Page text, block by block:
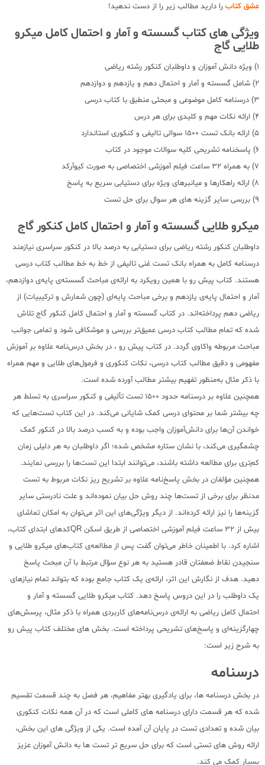
عشق کتاب را دارید مطالب زیر را از دست ندهید!
ویژگی های کتاب گسسته و آمار و احتمال کامل میکرو
طلایی گاج
1) ویژه دانش آموزان و داوطلبان کنکور رشته ریاضی
2) شامل گسسته و آمار و احتمال دهم و یازدهم و دوازدهم
3) درسنامه کامل موضوعی و مبحثی منطبق با کتاب درسی
4) ارائه نکات مهم و کلیدی برای هر درس
5) ارائه بانک تست 1500 سوالی تالیفی و کنکوری استاندارد
6) پاسخنامه تشریحی کلیه سوالات موجود در کتاب
7) به همراه 32 ساعت فیلم آموزشی اختصاصی به صورت کیوآرکد
8) ارائه راهکارها و میانبرهای ویژه برای دستیابی سریع به پاسخ
9) بررسی سایر گزینه های هر سوال برای حل تست
میکرو طلایی گسسته و آمار و احتمال کامل کنکور گاج
داوطلبان کنکور رشته ریاضی برای دستیابی به درصد بالا در کنکور سراسری نیازمند
درسنامه کامل به همراه بانک تست غنی تالیفی از خط به خط مطالب کتاب درسی
هستند. کتاب پیش رو با همین رویکرد به ارائه‌ی مباحث گسسته‌ی پایه‌ی دوازدهم،
آمار و احتمال پایه‌ی یازدهم و برخی مباحث پایه‌ای (چون شمارش و ترکیبیات) از
ریاضی دهم پرداخته‌اند. در کتاب گسسته و آمار و احتمال کامل کنکور گاج تلاش
شده که تمام مطالب کتاب درسی عمیق‌تر بررسی و موشکافی شود و تمامی جوانب
مباحث مربوطه واکاوی گردد. در کتاب پیش رو ، در بخش درس‌نامه‌ علاوه بر آموزش
مفهومی و دقیق مطالب کتاب درسی، نکات کنکوری و فرمول‌های طلایی و مهم همراه
با ذکر مثال به‌منظور تفهیم بیشتر مطالب آورده شده است.
همچنین علاوه بر درسنامه حدود 1500 تست تألیفی و کنکور سراسری به تسلط هر
چه بیشتر شما بر محتوای درسی کمک شایانی می‌کند. در این کتاب تست‌هایی که
خواندن آن‌ها برای دانش‌آموزان واجب بوده و به کسب درصد بالا در کنکور کمک
چشمگیری می‌کند، با نشان ستاره مشخص شده؛ اگر داوطلبان به هر دلیلی زمان
کم‌تری برای مطالعه داشته ‌باشند، می‌توانند ابتدا این تست‌ها را بررسی نمایند.
همچنین مؤلفان در بخش پاسخ‌نامه علاوه بر تشریح ریز نکات مربوط به تست
مدنظر برای برخی از تست‌ها چند روش حل بیان نموده‌اند و علت نادرستی سایر
گزینه‌ها را نیز ارائه کرده‌اند. از دیگر ویژگی‌های این اثر می‌توان به امکان تماشای
بیش از 32 ساعت فیلم آموزشی اختصاصی از طریق اسکن QRکدهای ابتدای کتاب،
اشاره کرد. با اطمینان خاطر می‌توان گفت پس از مطالعه‌ی کتاب‌های میکرو طلایی و
سنجیدن نقاط ضعفتان قادر هستید به هر نوع سؤال مرتبط با آن مبحث پاسخ
دهید. هدف از نگارش این اثر، ارائه‌ی یک کتاب جامع بوده که بتواند تمام نیازهای
یک داوطلب را در این دروس پاسخ دهد. کتاب میکرو طلایی گسسته و آمار و
احتمال کامل ریاضی به ارائه‌ی درس‌نامه‌های کاربردی همراه با ذکر مثال، پرسش‌های
چهارگزینه‌ای و پاسخ‌های تشریحی پرداخته است. بخش های مختلف کتاب پیش رو
به شرح زیر است:
درسنامه
در بخش درسنامه ها، برای یادگیری بهتر مفاهیم، هر فصل به چند قسمت تقسیم
شده که هر قسمت دارای درسنامه های کاملی است که در آن همه نکات کنکوری
بیان شده و تعدادی تست در پایان آن آمده است. یکی از ویژگی های این بخش،
ارائه روش های تستی است که برای حل سریع تر تست ها به دانش آموزان عزیز
بسیار کمک می کند.